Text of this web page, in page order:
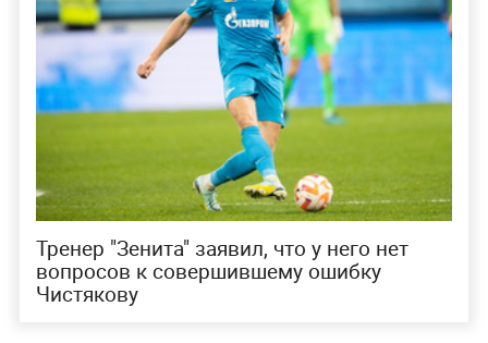
Тренер "Зенита" заявил, что у него нет
вопросов к совершившему ошибку
Чистякову